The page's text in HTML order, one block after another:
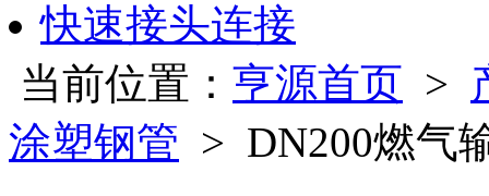
快速接头连接
当前位置： 亨源首页 >
涂塑钢管 > DN200燃气